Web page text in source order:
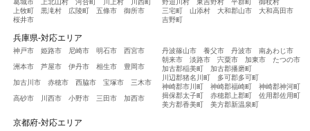
葛城市
上北山村 河合町 川上村
川西町
上牧町
黒滝村 広陵町 五條市
御所市
桜井市
野迫川村
東吉野村 平群町
御杖村
三宅町
山添村 大和郡山市
大和高田市
吉野町
兵庫県-対応エリア
神戸市 姫路市 尼崎市 明石市 西宮市
洲本市 芦屋市 伊丹市 相生市 豊岡市
加古川市 赤穂市 西脇市 宝塚市 三木市
高砂市 川西市 小野市 三田市 加西市
丹波篠山市 養父市 丹波市
南あわじ市
朝来市
淡路市 宍粟市 加東市
たつの市
加古郡稲美町
加古郡播磨町
川辺郡猪名川町
多可郡多可町
神崎郡市川町
神崎郡福崎町
神崎郡神河町
揖保郡太子町
赤穂郡上郡町
佐用郡佐用町
美方郡香美町
美方郡新温泉町
京都府-対応エリア